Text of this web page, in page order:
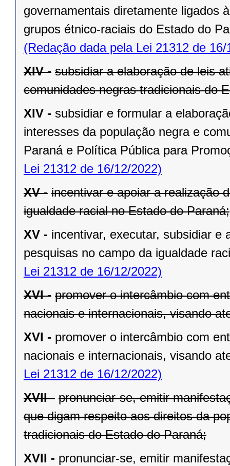
governamentais diretamente ligados
grupos étnico-raciais do Estado do
(Redação dada pela Lei 21312 de 16/
XIV - subsidiar a elaboração de leis
comunidades negras tradicionais do
XIV - subsidiar e formular a
interesses da população negra e
Paraná e Política Pública para
Lei 21312 de 16/12/2022)
XV - incentivar e apoiar a realização
igualdade racial no Estado do Paraná;
XV - incentivar, executar, subsidiar e
pesquisas no campo da igualdade
Lei 21312 de 16/12/2022)
XVI - promover o intercâmbio com
nacionais e internacionais, visando
XVI - promover o intercâmbio com
nacionais e internacionais, visando
Lei 21312 de 16/12/2022)
XVII - pronunciar-se, emitir
que digam respeito aos direitos da
tradicionais do Estado do Paraná;
XVII - pronunciar-se, emitir